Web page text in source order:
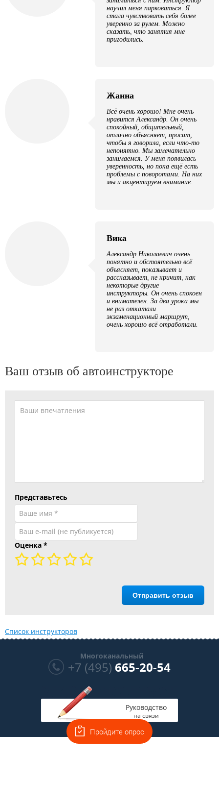
научил меня парковаться. Я
стала чувствовать себя более
уверенно за рулем. Можно
сказать, что занятия мне
пригодились.
Жанна
Всё очень хорошо! Мне очень
нравится Александр. Он очень
спокойный, общительный,
отлично объясняет, просит,
чтобы я говорила, если что-то
непонятно. Мы замечательно
занимаемся. У меня появилась
уверенность, но пока ещё есть
проблемы с поворотами. На них
мы и акцентируем внимание.
Вика
Александр Николаевич очень
понятно и обстоятельно всё
объясняет, показывает и
рассказывает, не кричит, как
некоторые другие
инструкторы. Он очень спокоен
и внимателен. За два урока мы
не раз откатали
экзаменационный маршрут,
очень хорошо всё отработали.
Ваш отзыв об автоинструкторе
Представьтесь
Оценка *
Отправить отзыв
Список инструкторов
Многоканальный
+7 (495) 665-20-54
Руководство
на связи
Пройдите опрос